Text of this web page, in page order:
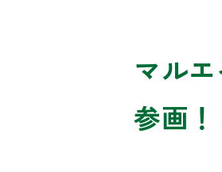
マル
参画！